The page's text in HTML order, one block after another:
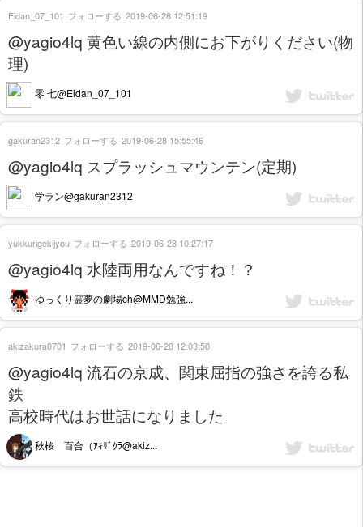
@yagio4lq 黄色い線の内側にお下がりください(物
理)
零 七@Eidan_07_101
Eidan_07_101 フォローする 2019-06-28 12:51:19
@yagio4lq スプラッシュマウンテン(定期)
学ラン@gakuran2312
gakuran2312 フォローする 2019-06-28 15:55:46
@yagio4lq 水陸両用なんですね！？
ゆっくり霊夢の劇場ch@MMD勉強...
yukkurigekijyou フォローする 2019-06-28 10:27:17
@yagio4lq 流石の京成、関東屈指の強さを誇る私
鉄
高校時代はお世話になりました
秋桜 百合（ｱｷｻﾞｸﾗ@akiz...
akizakura0701 フォローする 2019-06-28 12:03:50